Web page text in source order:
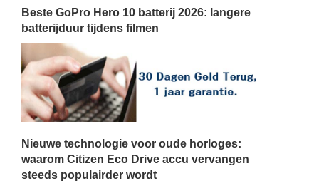
Beste GoPro Hero 10 batterij 2026: langere
batterijduur tijdens filmen
Nieuwe technologie voor oude horloges:
waarom Citizen Eco Drive accu vervangen
steeds populairder wordt